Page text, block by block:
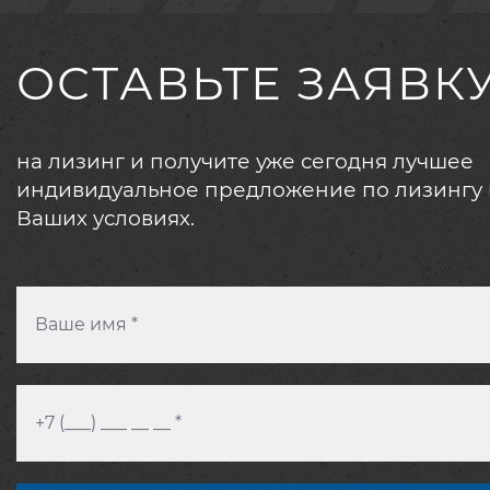
ОСТАВЬТЕ
на лизинг и получите уже сегодня лучшее
индивидуальное предложение по лизингу
Ваших условиях.